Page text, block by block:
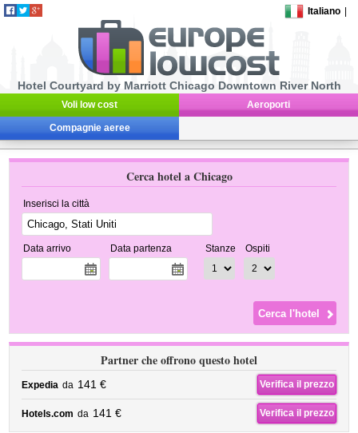
Italiano
Hotel Courtyard by Marriott Chicago Downtown River North
Voli low cost Aeroporti
Compagnie aeree
Cerca hotel a Chicago
Inserisci la città
Data arrivo Data partenza Stanze Ospiti
Partner che offrono questo hotel
Expedia da 141 € Verifica il prezzo
Hotels.com da 141 € Verifica il prezzo